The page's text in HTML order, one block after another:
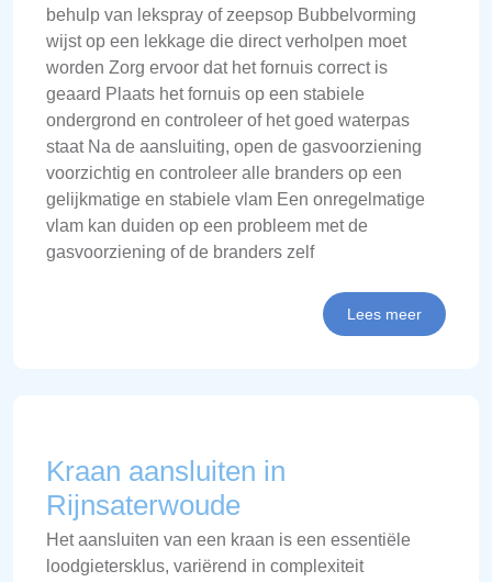
behulp van lekspray of zeepsop Bubbelvorming
wijst op een lekkage die direct verholpen moet
worden Zorg ervoor dat het fornuis correct is
geaard Plaats het fornuis op een stabiele
ondergrond en controleer of het goed waterpas
staat Na de aansluiting, open de gasvoorziening
voorzichtig en controleer alle branders op een
gelijkmatige en stabiele vlam Een onregelmatige
vlam kan duiden op een probleem met de
gasvoorziening of de branders zelf
Lees meer
Kraan aansluiten in
Rijnsaterwoude
Het aansluiten van een kraan is een essentiële
loodgietersklus, variërend in complexiteit